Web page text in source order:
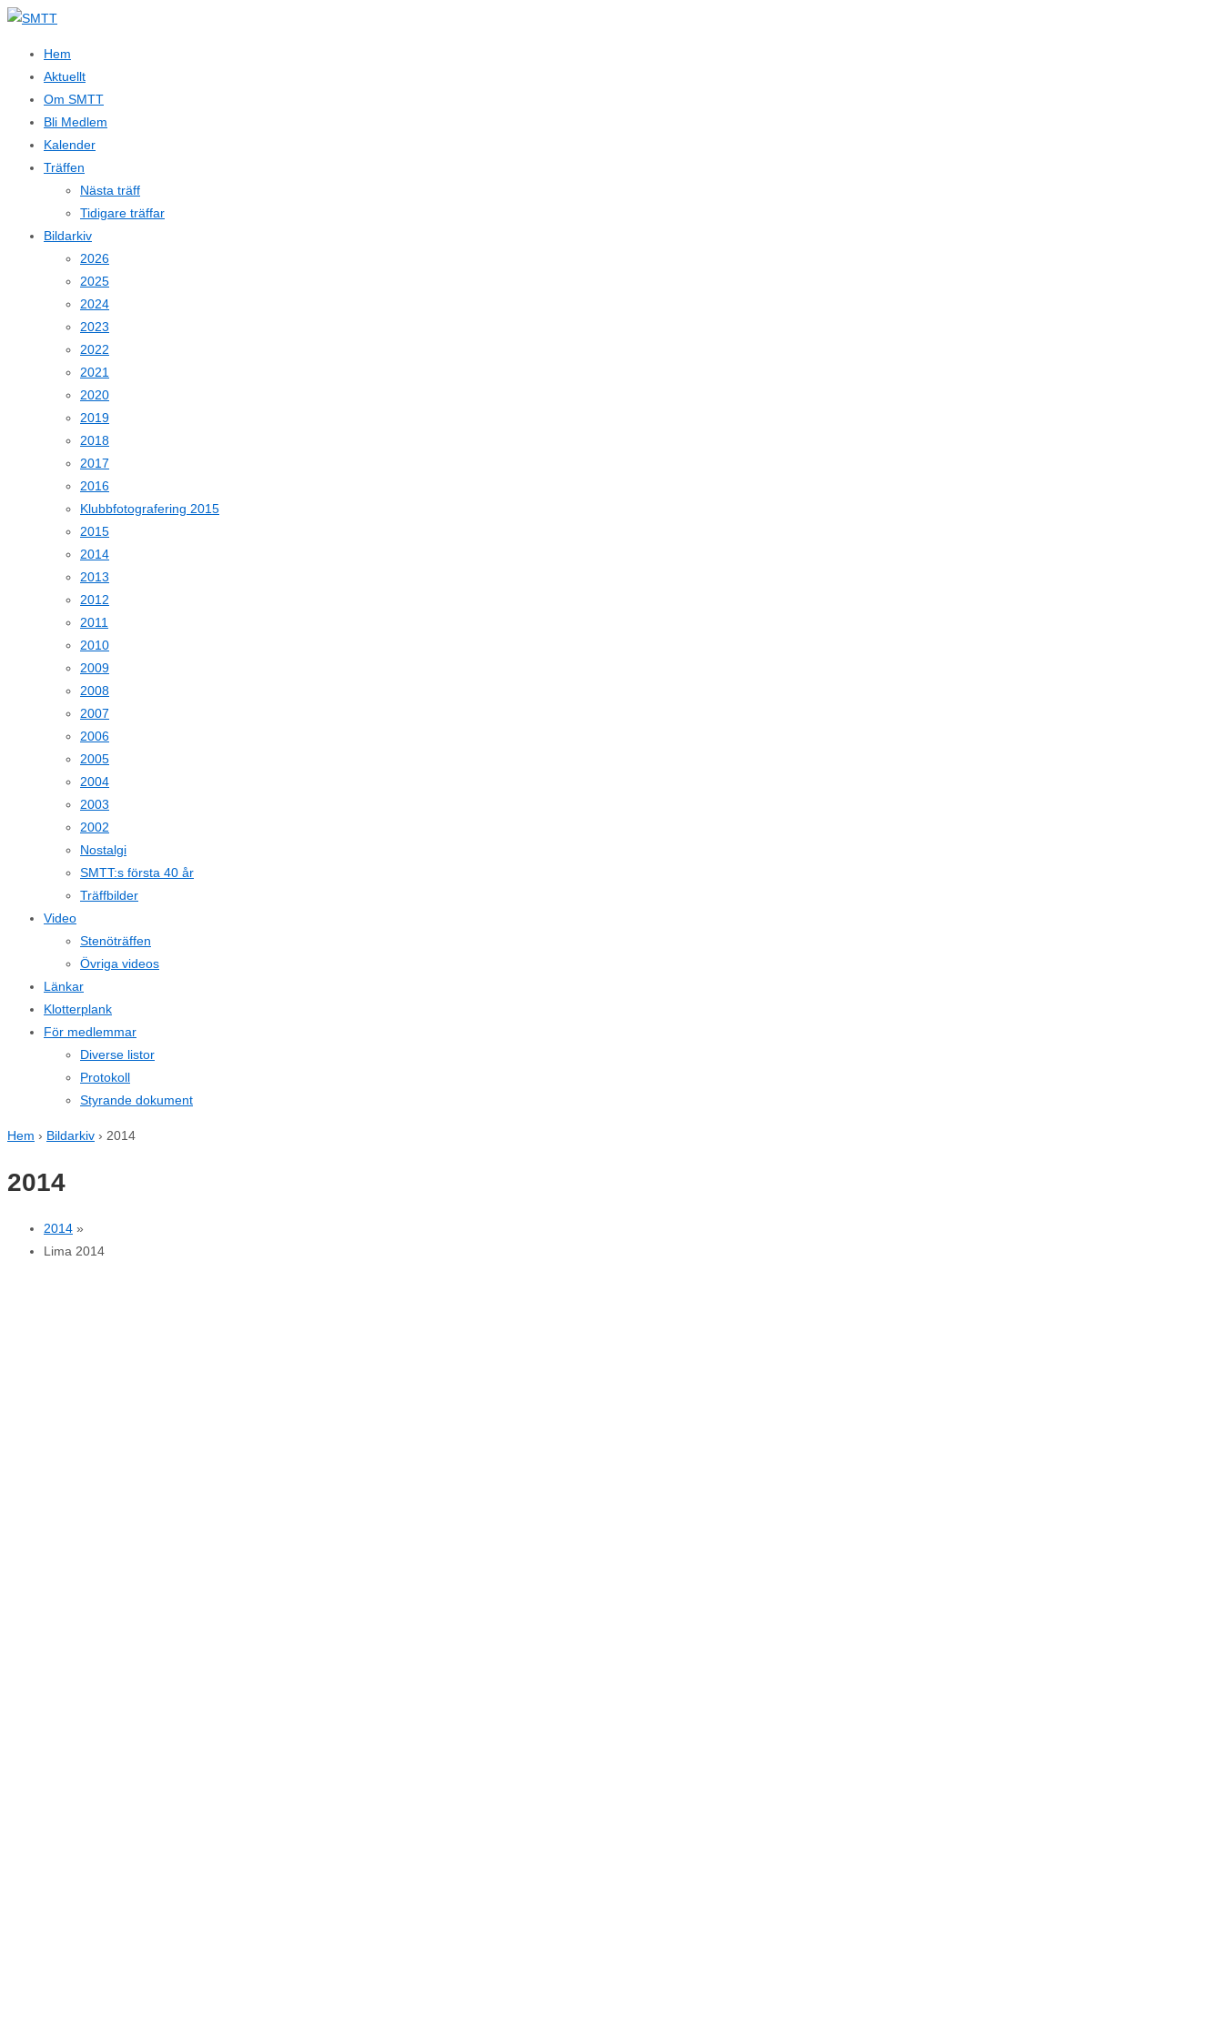
↓
huvudinnehållet
Hem
Aktuellt
Om SMTT
Bli Medlem
Kalender
Träffen
Nästa träff
Tidigare träffar
Bildarkiv
2026
2025
2024
2023
2022
2021
2020
2019
2018
2017
2016
Klubbfotografering 2015
2015
2014
2013
2012
2011
2010
2009
2008
2007
2006
2005
2004
2003
2002
Nostalgi
SMTT:s första 40 år
Träffbilder
Video
Stenöträffen
Övriga videos
Länkar
Klotterplank
För medlemmar
Diverse listor
Protokoll
Styrande dokument
Hem › Bildarkiv › 2014
2014
2014 »
Lima 2014